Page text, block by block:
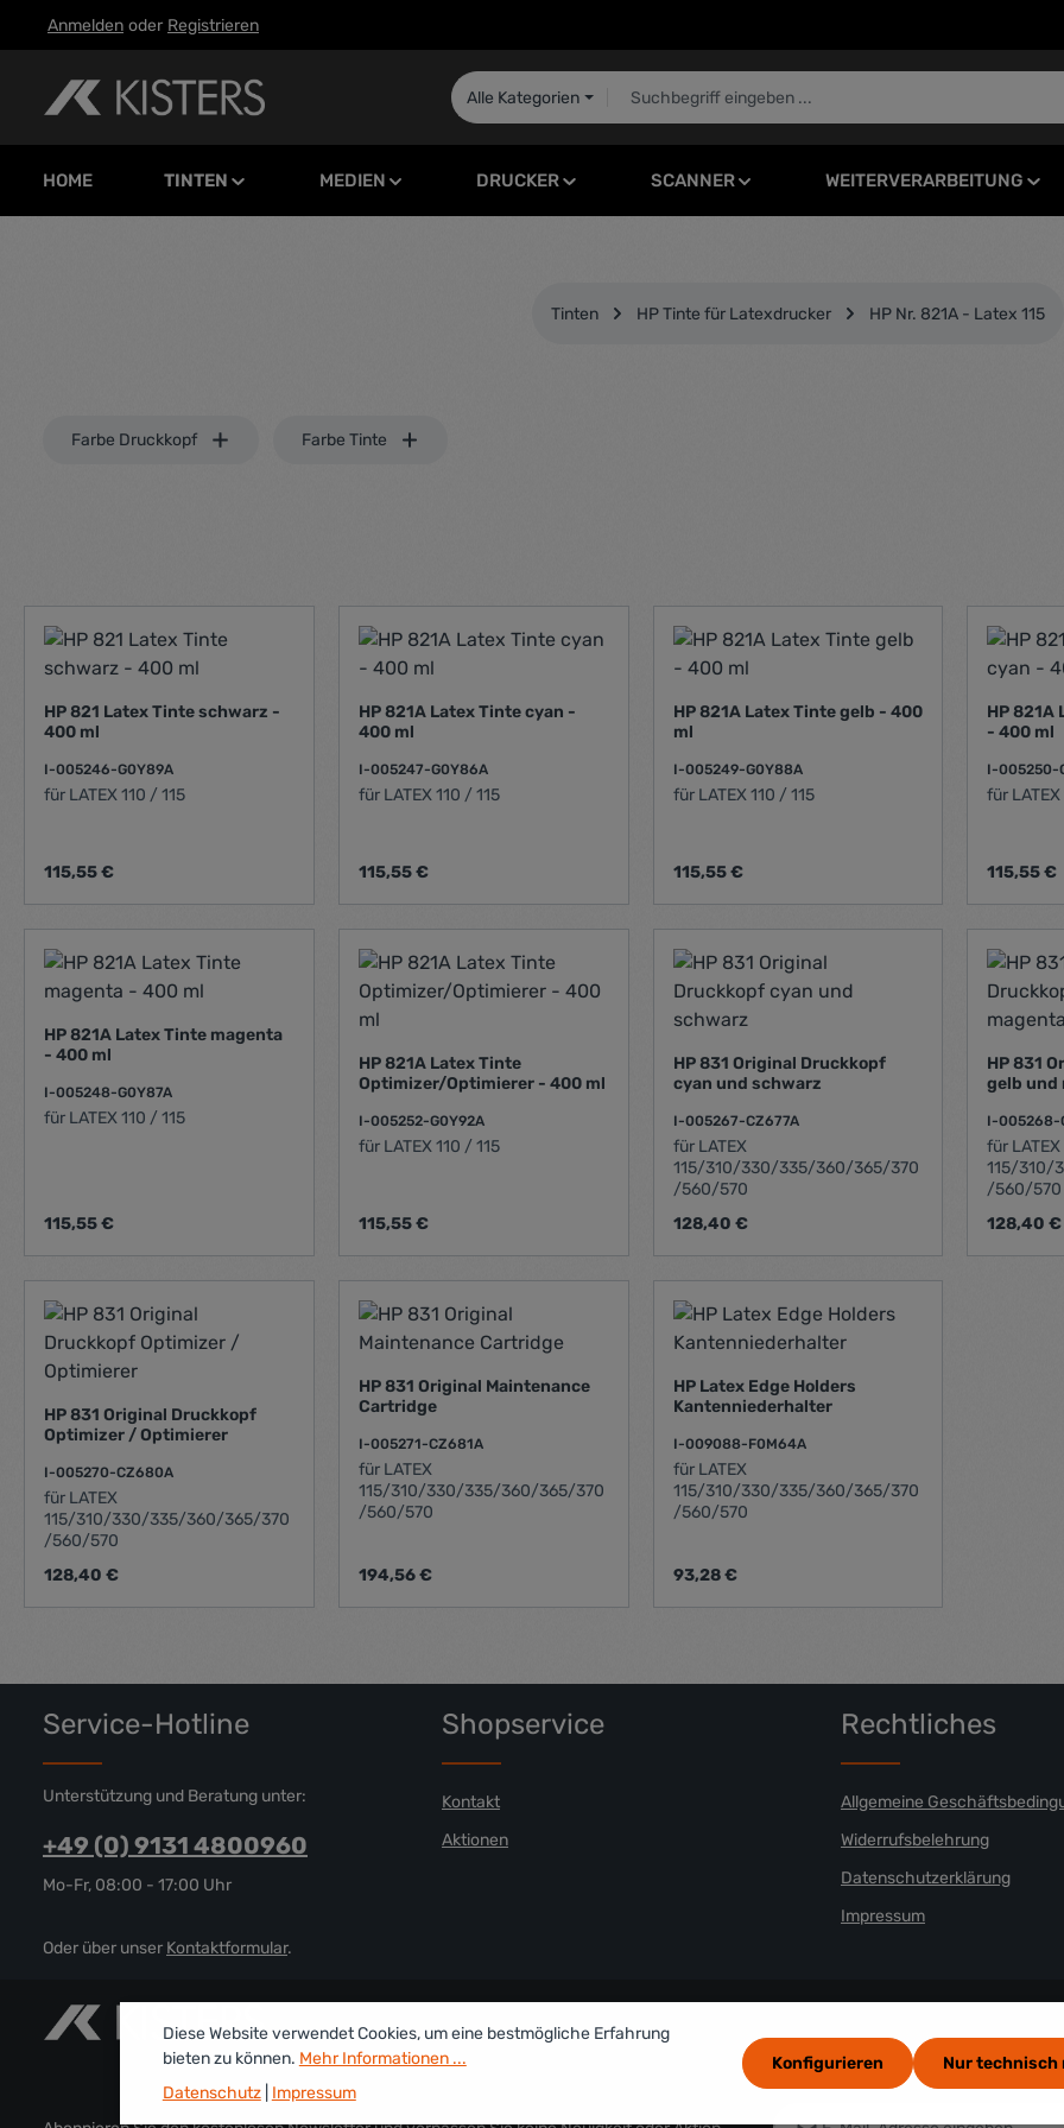
Hauptinhalt springen
Zur Suche springen
Zur Hauptnavigation springen
Anmelden oder Registrieren
Alle Kategorien
HOME TINTEN MEDIEN DRUCKER SCANNER WEITERVERARBEITUNG
Tinten HP Tinte für Latexdrucker HP Nr. 821A - Latex 115
Farbe Druckkopf Farbe Tinte
HP 821 Latex Tinte schwarz -
400 ml
I-005246-G0Y89A
für LATEX 110 / 115
Regulärer Preis:
115,55 €
Produkt Anzahl: Gib den gewünschten Wert ein oder benutze die
HP 821A Latex Tinte cyan -
400 ml
I-005247-G0Y86A
für LATEX 110 / 115
Regulärer Preis:
115,55 €
Produkt Anzahl: Gib den gewünschten Wert ein
HP 821A Latex Tinte gelb - 400
ml
I-005249-G0Y88A
für LATEX 110 / 115
Regulärer Preis:
115,55 €
Produkt Anzahl: Gib den
HP 821A
- 400 ml
I-005250-
für LATEX
Regulärer
115,55 €
HP 821A Latex Tinte magenta
- 400 ml
I-005248-G0Y87A
für LATEX 110 / 115
Regulärer Preis:
115,55 €
Produkt Anzahl: Gib den gewünschten Wert ein oder benutze die
HP 821A Latex Tinte
Optimizer/Optimierer - 400 ml
I-005252-G0Y92A
für LATEX 110 / 115
Regulärer Preis:
115,55 €
Produkt Anzahl: Gib den gewünschten Wert ein
HP 831 Original Druckkopf
cyan und schwarz
I-005267-CZ677A
für LATEX
115/310/330/335/360/365/370
/560/570
Regulärer Preis:
128,40 €
HP 831
gelb und
I-005268-
für LATEX
115/310/
/560/570
Regulärer
128,40 €
HP 831 Original Druckkopf
Optimizer / Optimierer
I-005270-CZ680A
für LATEX
115/310/330/335/360/365/370
/560/570
Regulärer Preis:
128,40 €
HP 831 Original Maintenance
Cartridge
I-005271-CZ681A
für LATEX
115/310/330/335/360/365/370
/560/570
Regulärer Preis:
194,56 €
HP Latex Edge Holders
Kantenniederhalter
I-009088-F0M64A
für LATEX
115/310/330/335/360/365/370
/560/570
Regulärer Preis:
93,28 €
Service-Hotline
Unterstützung und Beratung unter:
+49 (0) 9131 4800960
Mo-Fr, 08:00 - 17:00 Uhr
Oder über unser Kontaktformular.
Shopservice
Kontakt
Aktionen
Rechtliches
Allgemeine
Widerrufsbelehrung
Datenschutzerklärung
Impressum
Diese Website verwendet Cookies, um eine bestmögliche Erfahrung
bieten zu können. Mehr Informationen ...
Datenschutz| Impressum
Nur technisch
Konfigurieren